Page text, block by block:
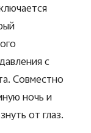
с
Совместно
ночь и
от глаз.